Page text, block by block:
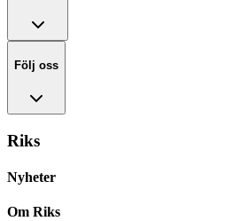
Följ oss
Riks
Nyheter
Om Riks